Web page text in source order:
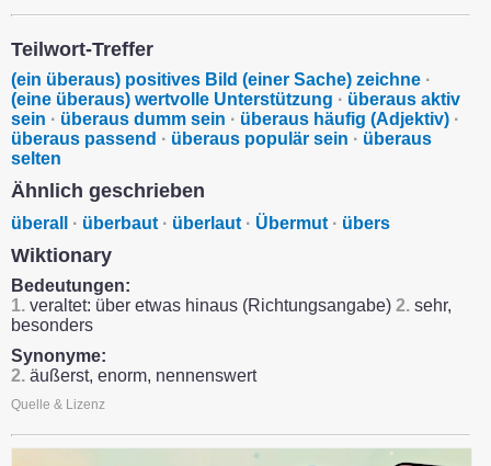
Teilwort-Treffer
(ein überaus) positives Bild (einer Sache) zeichne ·
(eine überaus) wertvolle Unterstützung · überaus aktiv
sein · überaus dumm sein · überaus häufig (Adjektiv) ·
überaus passend · überaus populär sein · überaus
selten
Ähnlich geschrieben
überall · überbaut · überlaut · Übermut · übers
Wiktionary
Bedeutungen:
1. veraltet: über etwas hinaus (Richtungsangabe) 2. sehr,
besonders
Synonyme:
2. äußerst, enorm, nennenswert
Quelle & Lizenz